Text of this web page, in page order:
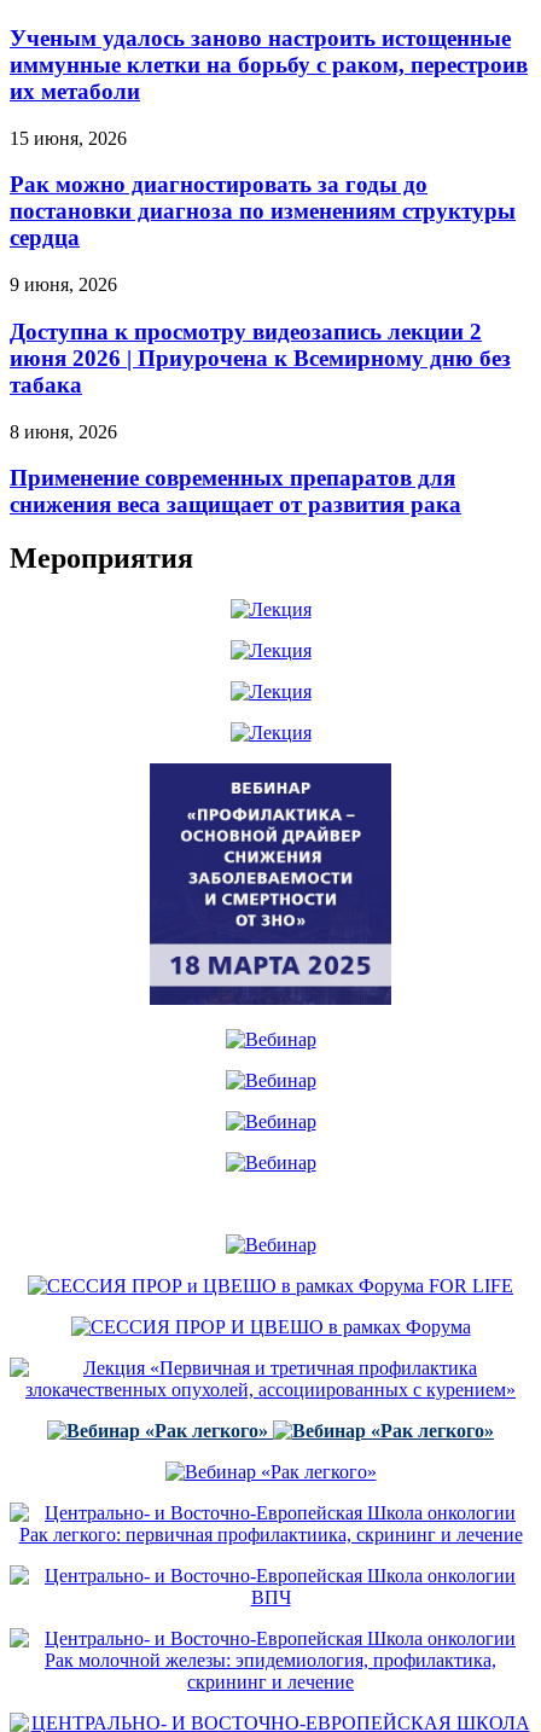
Ученым удалось заново настроить истощенные
иммунные клетки на борьбу с раком, перестроив
их метаболи
15 июня, 2026
Рак можно диагностировать за годы до
постановки диагноза по изменениям структуры
сердца
9 июня, 2026
Доступна к просмотру видеозапись лекции 2
июня 2026 | Приурочена к Всемирному дню без
табака
8 июня, 2026
Применение современных препаратов для
снижения веса защищает от развития рака
Мероприятия